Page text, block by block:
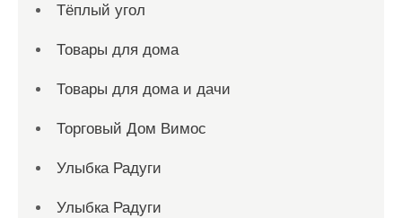
Тёплый угол
Товары для дома
Товары для дома и дачи
Торговый Дом Вимос
Улыбка Радуги
Улыбка Радуги